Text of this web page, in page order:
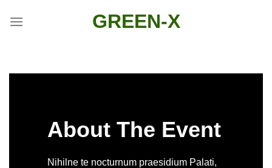
GREEN-X
About The Event
Nihilne te nocturnum praesidium Palati,